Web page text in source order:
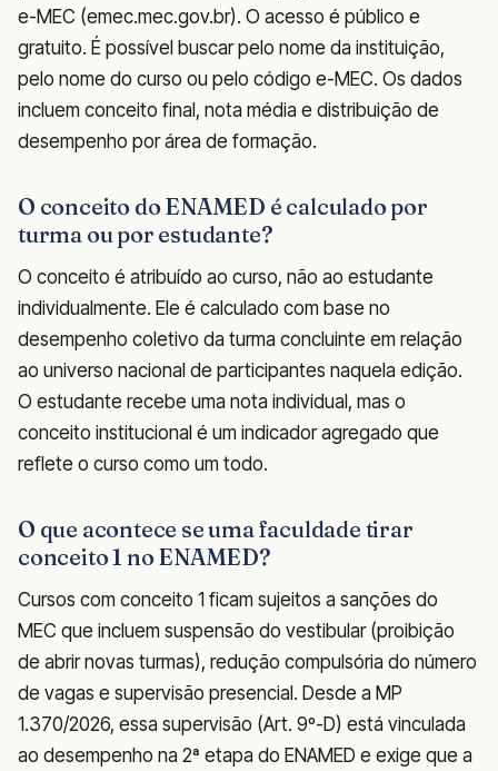
e-MEC (emec.mec.gov.br). O acesso é público e
gratuito. É possível buscar pelo nome da instituição,
pelo nome do curso ou pelo código e-MEC. Os dados
incluem conceito final, nota média e distribuição de
desempenho por área de formação.
O conceito do ENAMED é calculado por
turma ou por estudante?
O conceito é atribuído ao curso, não ao estudante
individualmente. Ele é calculado com base no
desempenho coletivo da turma concluinte em relação
ao universo nacional de participantes naquela edição.
O estudante recebe uma nota individual, mas o
conceito institucional é um indicador agregado que
reflete o curso como um todo.
O que acontece se uma faculdade tirar
conceito 1 no ENAMED?
Cursos com conceito 1 ficam sujeitos a sanções do
MEC que incluem suspensão do vestibular (proibição
de abrir novas turmas), redução compulsória do número
de vagas e supervisão presencial. Desde a MP
1.370/2026, essa supervisão (Art. 9º-D) está vinculada
ao desempenho na 2ª etapa do ENAMED e exige que a